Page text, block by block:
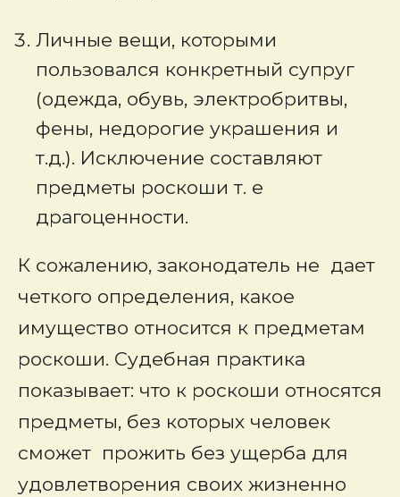
Личные вещи, которыми
пользовался конкретный супруг
(одежда, обувь, электробритвы,
фены, недорогие украшения и
т.д.). Исключение составляют
предметы роскоши т. е
драгоценности.
К сожалению, законодатель не дает
четкого определения, какое
имущество относится к предметам
роскоши. Судебная практика
показывает: что к роскоши относятся
предметы, без которых человек
сможет прожить без ущерба для
удовлетворения своих жизненно